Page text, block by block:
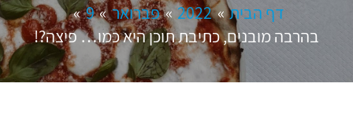
דף הבית
2022 פברואר
9
בהרבה מובנים, כתיבת תוכן היא כמו… פיצה?!